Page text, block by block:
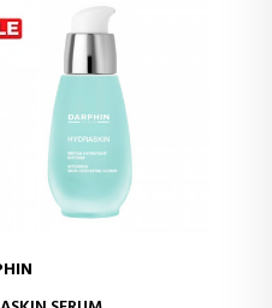
AGGIUNGI AL CARRELLO